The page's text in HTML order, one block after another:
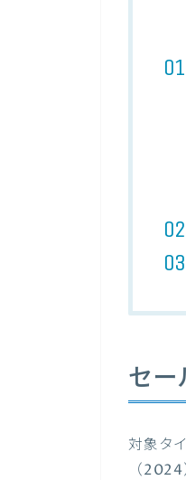
セー
対象タ
（